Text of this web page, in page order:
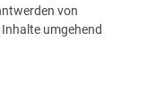
von
umgehend